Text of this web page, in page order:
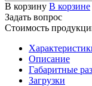
В корзину В корзине
Задать вопрос
Стоимость
Описание
Габаритные
Загрузки